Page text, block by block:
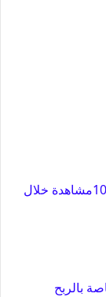
3- ان تكون مشاهدة الفديوهات اكثر من 100000مشاهدة خلال
بالربح